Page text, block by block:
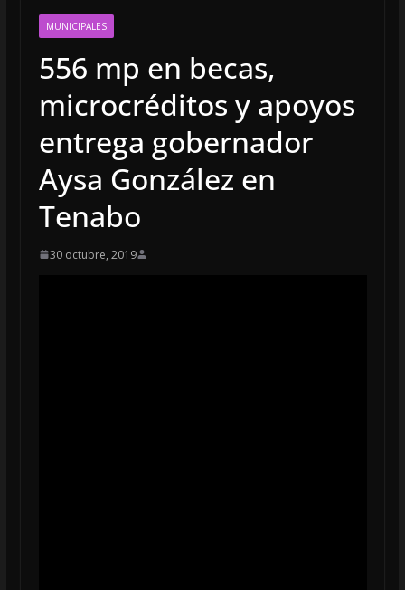
MUNICIPALES
556 mp en becas,
microcréditos y apoyos
entrega gobernador
Aysa González en
Tenabo
30 octubre, 2019